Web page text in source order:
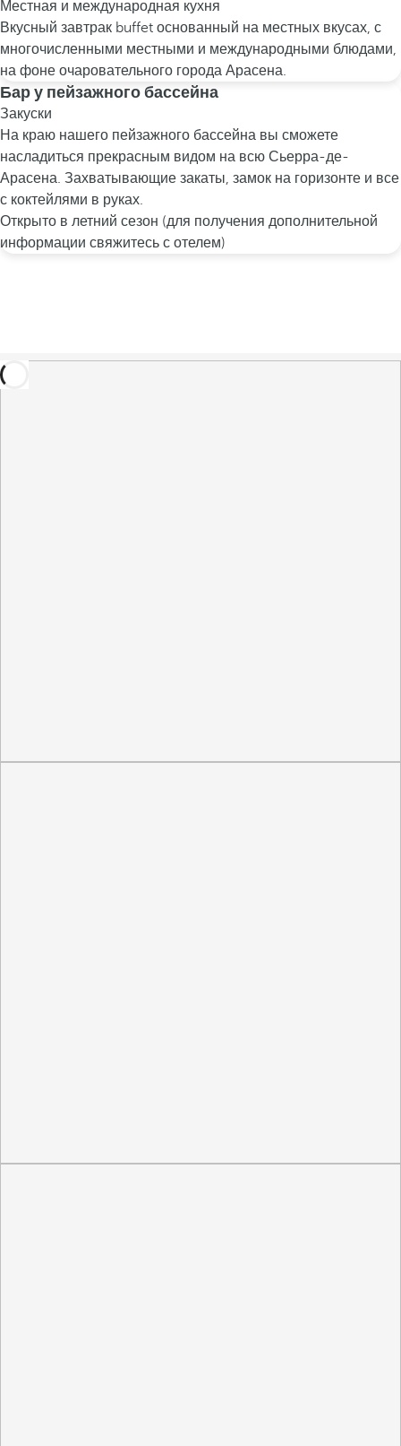
Местная и международная кухня
Вкусный завтрак buffet основанный на местных вкусах, с
многочисленными местными и международными блюдами,
на фоне очаровательного города Арасена.
Бар у пейзажного бассейна
Закуски
На краю нашего пейзажного бассейна вы сможете
насладиться прекрасным видом на всю Сьерра-де-
Арасена. Захватывающие закаты, замок на горизонте и все
с коктейлями в руках.
Открыто в летний сезон (для получения дополнительной
информации свяжитесь с отелем)